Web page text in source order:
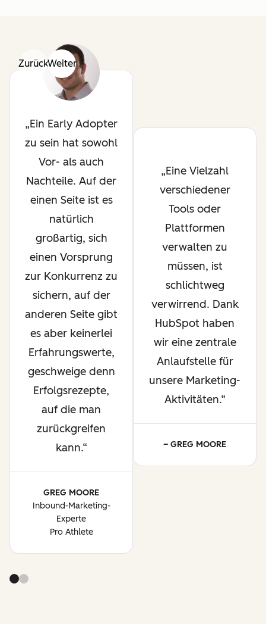
ZurückWeiter
Ein Early Adopter
zu sein hat sowohl
Vor- als auch
Nachteile. Auf der
einen Seite ist es
natürlich
großartig, sich
einen Vorsprung
zur Konkurrenz zu
sichern, auf der
anderen Seite gibt
es aber keinerlei
Erfahrungswerte,
geschweige denn
Erfolgsrezepte,
auf die man
zurückgreifen
kann.
GREG MOORE
Inbound-Marketing-
Experte
Pro Athlete
Eine Vielzahl
verschiedener
Tools oder
Plattformen
verwalten zu
müssen, ist
schlichtweg
verwirrend. Dank
HubSpot haben
wir eine zentrale
Anlaufstelle für
unsere Marketing-
Aktivitäten.
– GREG MOORE